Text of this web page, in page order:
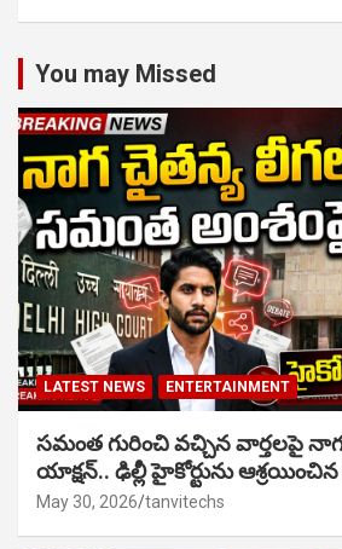
You may Missed
LATEST NEWS ENTERTAINMENT
సమంత గురించి వచ్చిన వార్తలపై
యాక్షన్.. ఢిల్లీ హైకోర్టును
May 30, 2026 tanvitechs